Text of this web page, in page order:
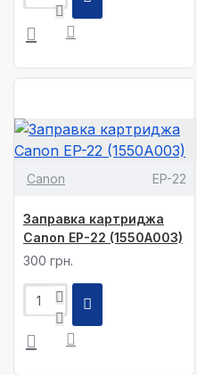
Canon EP-22
Заправка картриджа
Canon EP-22 (1550A003)
300 грн.